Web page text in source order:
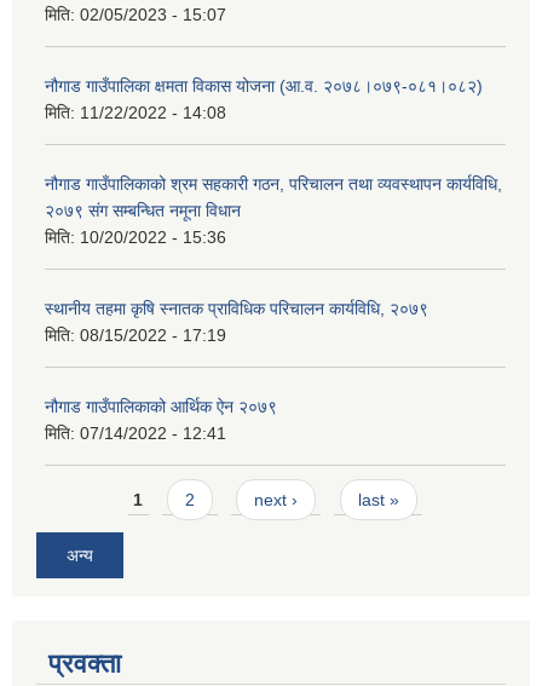
मिति: 02/05/2023 - 15:07
नौगाड गाउँपालिका क्षमता विकास योजना (आ.व. २०७८।०७९-०८१।०८२)
मिति: 11/22/2022 - 14:08
नौगाड गाउँपालिकाको श्रम सहकारी गठन, परिचालन तथा व्यवस्थापन कार्यविधि,
२०७९ संग सम्बन्धित नमूना विधान
मिति: 10/20/2022 - 15:36
स्थानीय तहमा कृषि स्नातक प्राविधिक परिचालन कार्यविधि, २०७९
मिति: 08/15/2022 - 17:19
नौगाड गाउँपालिकाको आर्थिक ऐन २०७९
मिति: 07/14/2022 - 12:41
Pages1 2 next › last »
अन्य
प्रवक्ता